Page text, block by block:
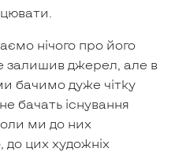
нічого про його
залишив джерел, але в
бачимо дуже чітку
бачать існування
ми до них
цих художніх